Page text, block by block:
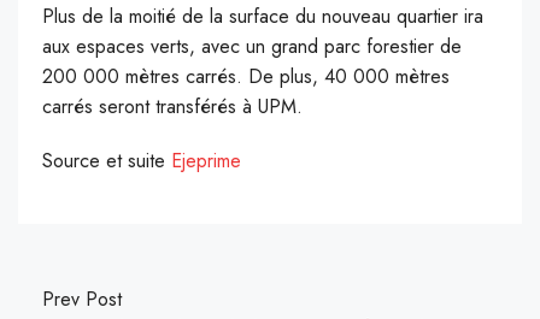
Plus de la moitié de la surface du nouveau quartier ira
aux espaces verts, avec un grand parc forestier de
200 000 mètres carrés. De plus, 40 000 mètres
carrés seront transférés à UPM.
Source et suite Ejeprime
Prev Post